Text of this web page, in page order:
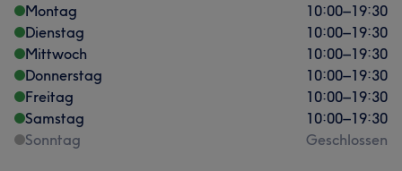
Montag 10:00–19:30
Dienstag
10:00–19:30
Mittwoch
10:00–19:30
Donnerstag
10:00–19:30
Freitag
10:00–19:30
Samstag
10:00–19:30
Sonntag
Geschlossen